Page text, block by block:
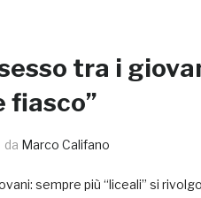
tra i
fiasco”
da Marco Califano
sempre più “liceali” si